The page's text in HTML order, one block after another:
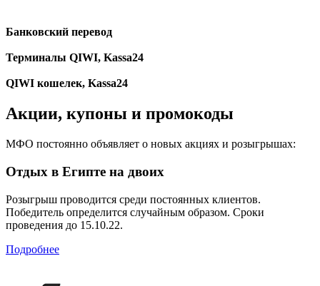
Банковский перевод
Терминалы QIWI, Kassa24
QIWI кошелек, Kassa24
Акции, купоны и промокоды
МФО постоянно объявляет о новых акциях и розыгрышах:
Отдых в Египте на двоих
Розыгрыш проводится среди постоянных клиентов.
Победитель определится случайным образом. Сроки
проведения до 15.10.22.
Подробнее